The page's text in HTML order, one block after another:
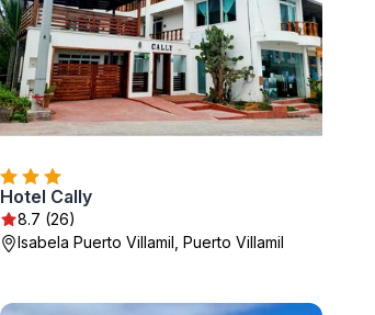
Hotel Cally
8.7 (26)
Isabela Puerto Villamil, Puerto Villamil